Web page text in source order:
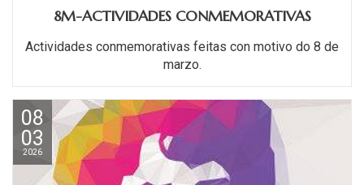
8M-ACTIVIDADES CONMEMORATIVAS
Actividades conmemorativas feitas con motivo do 8 de
marzo.
08
03
2026